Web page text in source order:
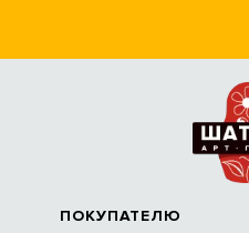
ПОКУПАТЕЛЮ